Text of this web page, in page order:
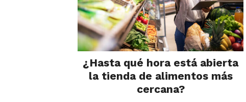
¿Hasta qué hora está abierta
la tienda de alimentos más
cercana?